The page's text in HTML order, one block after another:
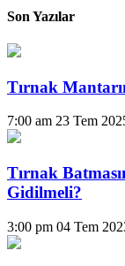
Son Yazılar
Tırnak
7:00 am 23 Tem
Tırnak
Gidilmeli?
3:00 pm 04 Tem